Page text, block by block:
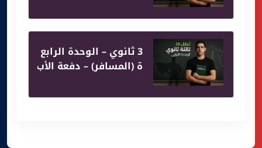
3 ثانوي – الوحدة الرابع
ة (المسافر) – دفعة الأب